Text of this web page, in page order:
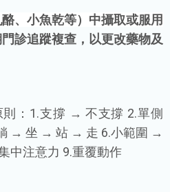
、小魚乾等）中攝取或服用
診追蹤複查，以更改藥物及
則：1.支撐 → 不支撐 2.單側
→ 坐 → 站 → 走 6.小範圍 →
中注意力 9.重覆動作